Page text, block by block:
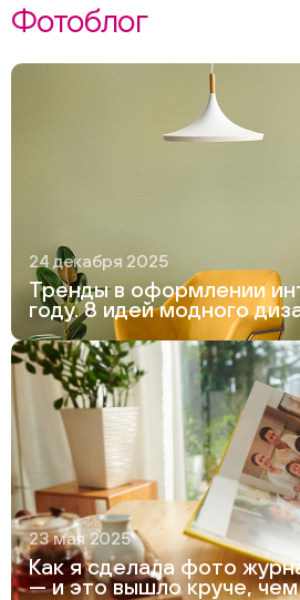
Фотоблог
24 декабря 2025
Тренды в оформлении
году. 8 идей модного
23 мая 2025
Как я сделала фото
— и это вышло круче,